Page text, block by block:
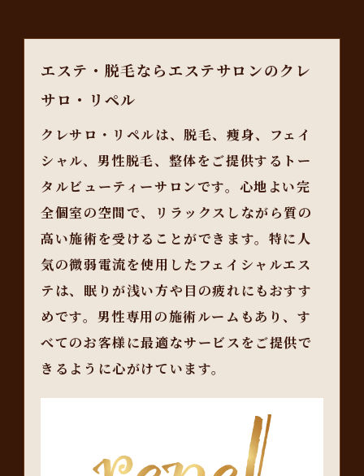
エステ・脱毛ならエステサロンのクレ
サロ・リペル
クレサロ・リペルは、脱毛、痩身、フェイ
シャル、男性脱毛、整体をご提供するトー
タルビューティーサロンです。心地よい完
全個室の空間で、リラックスしながら質の
高い施術を受けることができます。特に人
気の微弱電流を使用したフェイシャルエス
テは、眠りが浅い方や目の疲れにもおすす
めです。男性専用の施術ルームもあり、す
べてのお客様に最適なサービスをご提供で
きるように心がけています。